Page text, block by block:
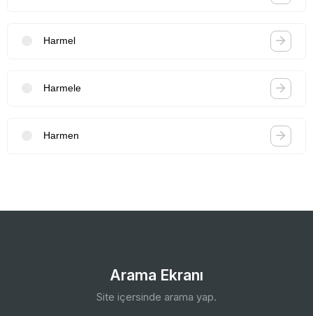
Harmel
Harmele
Harmen
Arama Ekranı
Site içersinde arama yap.